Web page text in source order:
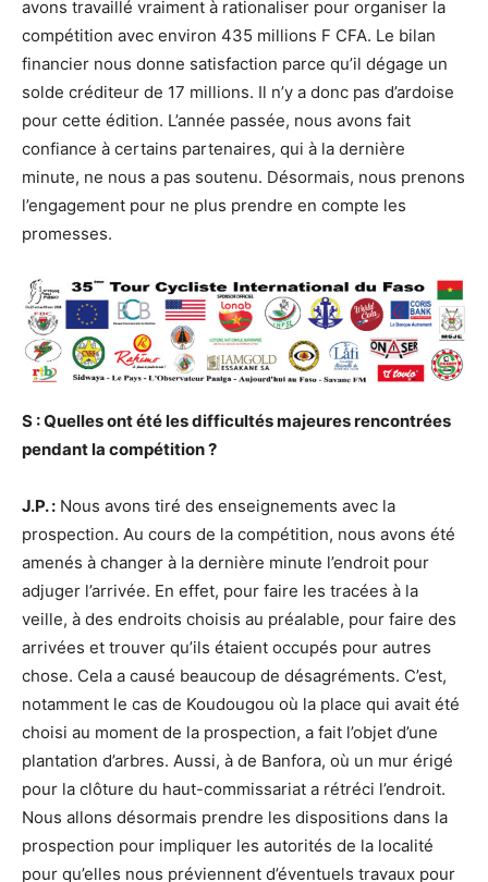
avons travaillé vraiment à rationaliser pour organiser la
compétition avec environ 435 millions F CFA. Le bilan
financier nous donne satisfaction parce qu’il dégage un
solde créditeur de 17 millions. Il n’y a donc pas d’ardoise
pour cette édition. L’année passée, nous avons fait
confiance à certains partenaires, qui à la dernière
minute, ne nous a pas soutenu. Désormais, nous prenons
l’engagement pour ne plus prendre en compte les
promesses.
S : Quelles ont été les difficultés majeures rencontrées
pendant la compétition ?
J.P. : Nous avons tiré des enseignements avec la
prospection. Au cours de la compétition, nous avons été
amenés à changer à la dernière minute l’endroit pour
adjuger l’arrivée. En effet, pour faire les tracées à la
veille, à des endroits choisis au préalable, pour faire des
arrivées et trouver qu’ils étaient occupés pour autres
chose. Cela a causé beaucoup de désagréments. C’est,
notamment le cas de Koudougou où la place qui avait été
choisi au moment de la prospection, a fait l’objet d’une
plantation d’arbres. Aussi, à de Banfora, où un mur érigé
pour la clôture du haut-commissariat a rétréci l’endroit.
Nous allons désormais prendre les dispositions dans la
prospection pour impliquer les autorités de la localité
pour qu’elles nous préviennent d’éventuels travaux pour